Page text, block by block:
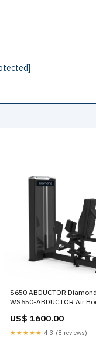
S650 ABDUCTOR
WS650-ABDUCTOR Air
US$ 1600.00
★★★★★ 4.3 (8 reviews)